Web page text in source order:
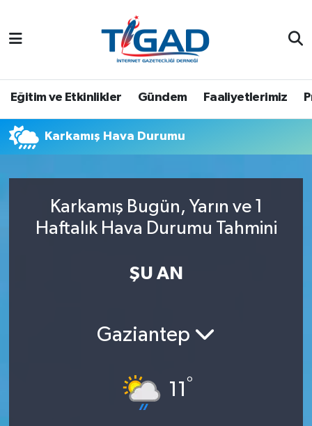
Eğitim ve Etkinlikler Gündem Faaliyetlerimiz
Karkamış Hava Durumu
Karkamış Bugün, Yarın ve 1
Haftalık Hava Durumu Tahmini
ŞU AN
Gaziantep
11 °
Nöbetçi Eczaneler
Tüm Manşetler
Son Dakika Haberleri